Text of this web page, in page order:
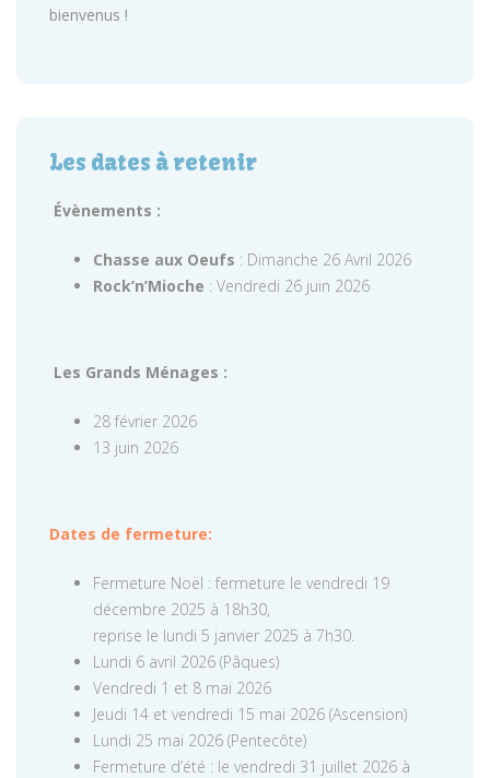
bienvenus !
Les dates à retenir
Évènements :
Chasse aux Oeufs : Dimanche 26 Avril 2026
Rock’n’Mioche : Vendredi 26 juin 2026
Les Grands Ménages :
28 février 2026
13 juin 2026
Dates de fermeture:
Fermeture Noël : fermeture le vendredi 19
décembre 2025 à 18h30,
reprise le lundi 5 janvier 2025 à 7h30.
Lundi 6 avril 2026 (Pâques)
Vendredi 1 et 8 mai 2026
Jeudi 14 et vendredi 15 mai 2026 (Ascension)
Lundi 25 mai 2026 (Pentecôte)
Fermeture d’été : le vendredi 31 juillet 2026 à